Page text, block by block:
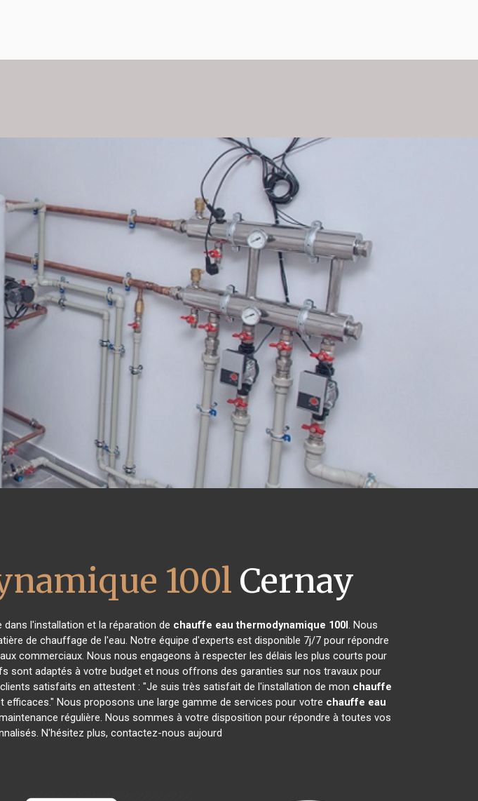
100l Cernay
l'installation et la réparation de chauffe eau thermodynamique 100l. Nous
de chauffage de l'eau. Notre équipe d'experts est disponible 7j/7 pour répondre
commerciaux. Nous nous engageons à respecter les délais les plus courts pour
sont adaptés à votre budget et nous offrons des garanties sur nos travaux pour
satisfaits en attestent : "Je suis très satisfait de l'installation de mon chauffe
Nous proposons une large gamme de services pour votre chauffe eau
régulière. Nous sommes à votre disposition pour répondre à toutes vos
N'hésitez plus, contactez-nous aujourd